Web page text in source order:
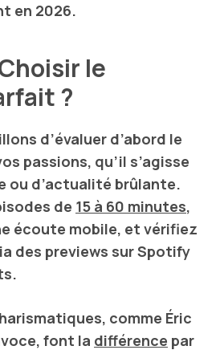
en 2026.
le
?
d’évaluer d’abord le
passions, qu’il s’agisse
ou d’actualité brûlante.
de 15 à 60 minutes,
écoute mobile, et vérifiez
des previews surSpotify
.
comme Éric
, font la différence par